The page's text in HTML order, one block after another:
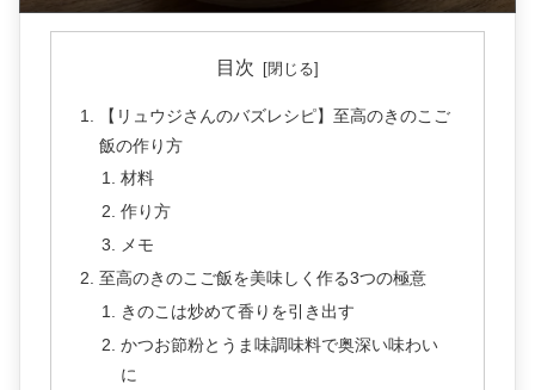
目次
【リュウジさんのバズレシピ】至高のきのこご
飯の作り方
材料
作り方
メモ
至高のきのこご飯を美味しく作る3つの極意
きのこは炒めて香りを引き出す
かつお節粉とうま味調味料で奥深い味わい
に